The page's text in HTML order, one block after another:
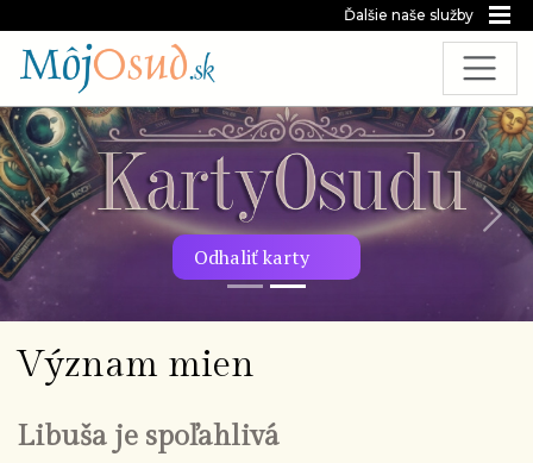
Ďalšie naše služby
Odhaliť karty
Predchádzajúca snímka
Význam mien
Libuša je spoľahlivá